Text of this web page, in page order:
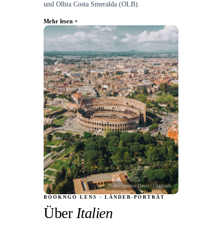
und Olbia Costa Smeralda (OLB).
Mehr lesen +
Photo:Spencer Davis / Unsplash
BOOKNGO LENS · LÄNDER-PORTRÄT
Über Italien